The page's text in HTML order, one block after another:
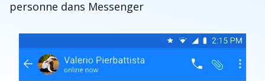
personne dans Messenger